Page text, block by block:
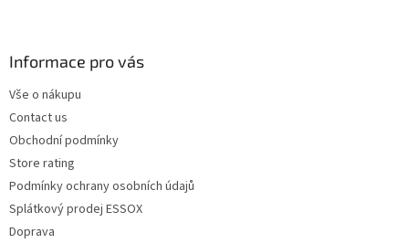
Informace pro vás
Vše o nákupu
Contact us
Obchodní podmínky
Store rating
Podmínky ochrany osobních údajů
Splátkový prodej ESSOX
Doprava